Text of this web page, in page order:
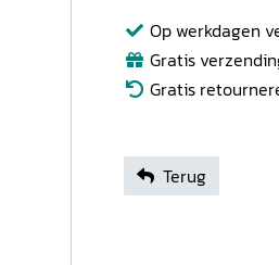
Op werkdagen
Gratis
Gratis
Terug